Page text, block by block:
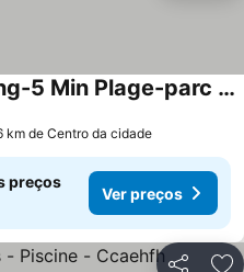
Villa Piscine Bord Detang-5 Min Plage-parc Expo
km de Centro da cidade
preços
Ver preços